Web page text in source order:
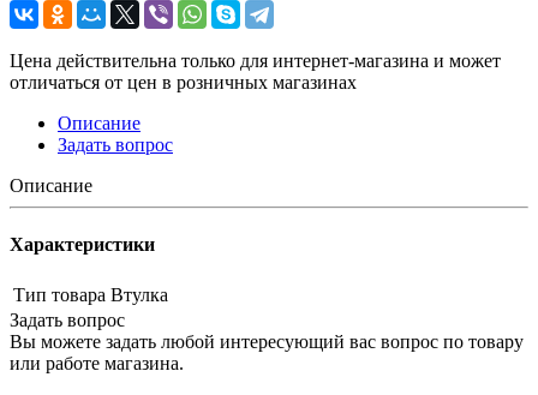
Цена действительна только для интернет-магазина и может
отличаться от цен в розничных магазинах
Описание
Задать вопрос
Описание
Характеристики
Тип товара Втулка
Задать вопрос
Вы можете задать любой интересующий вас вопрос по товару
или работе магазина.